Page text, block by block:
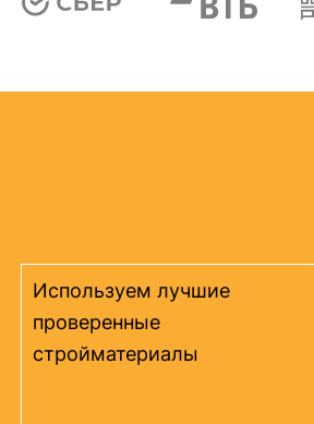
Используем лучшие
проверенные
стройматериалы